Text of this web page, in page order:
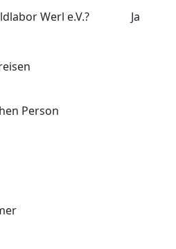
Waldlabor Werl e.V.? Ja
Person